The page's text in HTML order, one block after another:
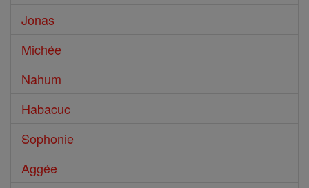
Jonas
Michée
Nahum
Habacuc
Sophonie
Aggée